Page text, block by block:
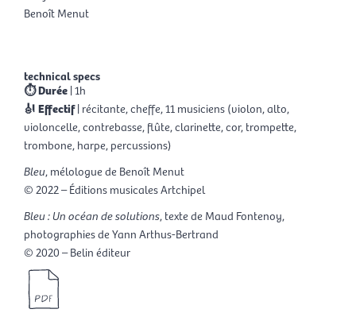
Benoît Menut
© Bernard Martinez
technical specs
⏱ Durée| 1h
🎻 Effectif| récitante, cheffe, 11 musiciens (violon, alto,
violoncelle, contrebasse, flûte, clarinette, cor, trompette,
trombone, harpe, percussions)
Bleu, mélologue de Benoît Menut
© 2022 – Éditions musicales Artchipel
Bleu : Un océan de solutions, texte de Maud Fontenoy,
photographies de Yann Arthus-Bertrand
© 2020 – Belin éditeur